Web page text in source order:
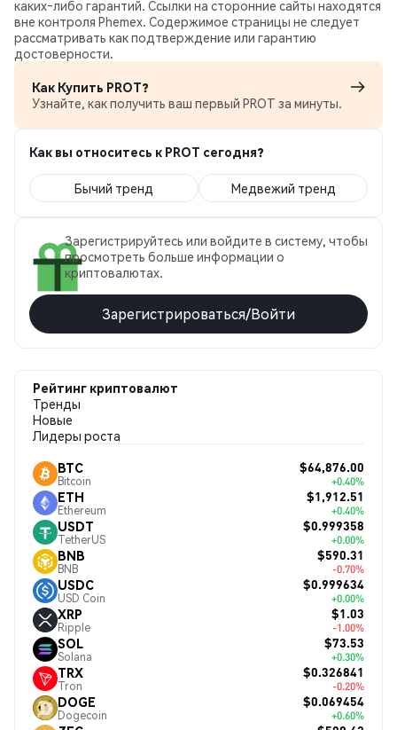
каких‑либо гарантий. Ссылки на сторонние сайты находятся
вне контроля Phemex. Содержимое страницы не следует
рассматривать как подтверждение или гарантию
достоверности.
Как Купить PROT?
Узнайте, как получить ваш первый PROT за минуты.
Как вы относитесь к PROT сегодня?
Бычий тренд Медвежий тренд
Зарегистрируйтесь или войдите в систему, чтобы
просмотреть больше информации о
криптовалютах.
Зарегистрироваться/Войти
Рейтинг криптовалют
Тренды
Новые
Лидеры роста
BTC
Bitcoin
$64,876.00
+0.40%
ETH
Ethereum
$1,912.51
+0.40%
USDT
TetherUS
$0.999358
+0.00%
BNB
BNB
$590.31
-0.70%
USDC
USD Coin
$0.999634
+0.00%
XRP
Ripple
$1.03
-1.00%
SOL
Solana
$73.53
+0.30%
TRX
Tron
$0.326841
-0.20%
DOGE
Dogecoin
$0.069454
+0.60%